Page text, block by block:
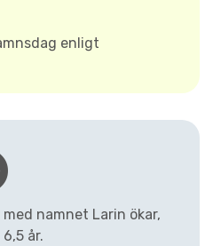
enligt
namnet Larin ökar,
år.